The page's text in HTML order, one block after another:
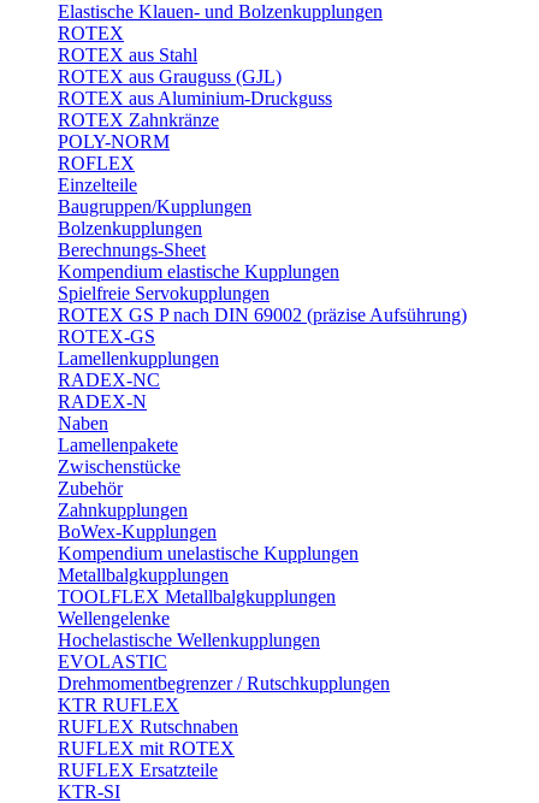
Elastische Klauen- und Bolzenkupplungen
ROTEX
ROTEX aus Stahl
ROTEX aus Grauguss (GJL)
ROTEX aus Aluminium-Druckguss
ROTEX Zahnkränze
POLY-NORM
ROFLEX
Einzelteile
Baugruppen/Kupplungen
Bolzenkupplungen
Berechnungs-Sheet
Kompendium elastische Kupplungen
Spielfreie Servokupplungen
ROTEX GS P nach DIN 69002 (präzise Aufsührung)
ROTEX-GS
Lamellenkupplungen
RADEX-NC
RADEX-N
Naben
Lamellenpakete
Zwischenstücke
Zubehör
Zahnkupplungen
BoWex-Kupplungen
Kompendium unelastische Kupplungen
Metallbalgkupplungen
TOOLFLEX Metallbalgkupplungen
Wellengelenke
Hochelastische Wellenkupplungen
EVOLASTIC
Drehmomentbegrenzer / Rutschkupplungen
KTR RUFLEX
RUFLEX Rutschnaben
RUFLEX mit ROTEX
RUFLEX Ersatzteile
KTR-SI